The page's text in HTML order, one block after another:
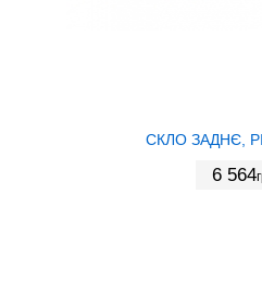
СКЛО ЗАДНЄ,
6 564